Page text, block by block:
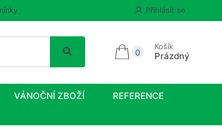
Přihlásit se
0
Košík
Prázdný
VÁNOČNÍ ZBOŽÍ
REFERENCE